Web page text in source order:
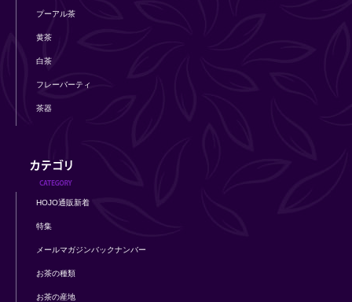
プーアル茶
黄茶
白茶
フレーバーティ
茶器
HOJO通販新着
特集
メールマガジンバックナンバー
お茶の種類
お茶の産地